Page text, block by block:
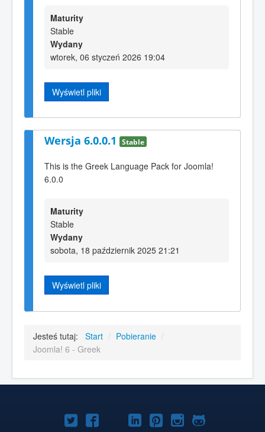
Maturity
Stable
Wydany
wtorek, 06 styczeń 2026 19:04
Wyświetl pliki
Wersja 6.0.0.1 Stable
This is the Greek Language Pack for Joomla!
6.0.0
Maturity
Stable
Wydany
sobota, 18 październik 2025 21:21
Wyświetl pliki
Jesteś tutaj: Start / Pobieranie /
Joomla! 6 - Greek
Joomla!Joomla!Joomla!
Joomla!Joomla!
Joomla!Joomla!